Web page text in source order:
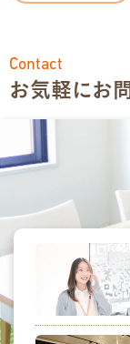
Contact
お気軽にお